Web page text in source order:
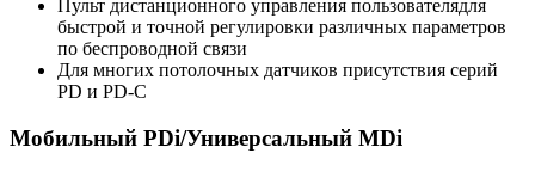
Пульт дистанционного управления пользователядля
быстрой и точной регулировки различных параметров
по беспроводной связи
Для многих потолочных датчиков присутствия серий
PD и PD-C
Мобильный PDi/Универсальный MDi